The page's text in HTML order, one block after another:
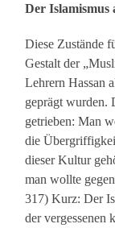
Der Islamismus
Diese Zustände
Gestalt der
Lehrern Hassan
geprägt wurden.
getrieben: Man
die
dieser Kultur
man wollte
317) Kurz: Der
der vergessenen